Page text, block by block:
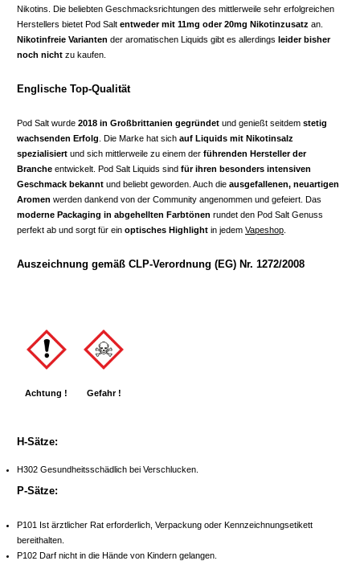
Nikotins. Die beliebten Geschmacksrichtungen des mittlerweile sehr erfolgreichen
Herstellers bietet Pod Salt entweder mit 11mg oder 20mg Nikotinzusatz an.
Nikotinfreie Varianten der aromatischen Liquids gibt es allerdings leider bisher
noch nicht zu kaufen.
Englische Top-Qualität
Pod Salt wurde 2018 in Großbrittanien gegründet und genießt seitdem stetig
wachsenden Erfolg . Die Marke hat sich auf Liquids mit Nikotinsalz
spezialisiert und sich mittlerweile zu einem der führenden Hersteller der
Branche entwickelt. Pod Salt Liquids sind für ihren besonders intensiven
Geschmack bekannt und beliebt geworden. Auch die ausgefallenen, neuartigen
Aromen werden dankend von der Community angenommen und gefeiert. Das
moderne Packaging in abgehellten Farbtönen rundet den Pod Salt Genuss
perfekt ab und sorgt für ein optisches Highlight in jedem Vapeshop
Auszeichnung gemäß CLP-Verordnung (EG) Nr. 1272/2008
Achtung ! Gefahr !
H-Sätze:
H302 Gesundheitsschädlich bei Verschlucken.
P-Sätze:
P101 Ist ärztlicher Rat erforderlich, Verpackung oder Kennzeichnungsetikett
bereithalten.
P102 Darf nicht in die Hände von Kindern gelangen.